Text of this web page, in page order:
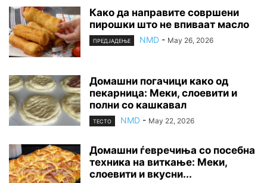
Како да направите совршени
пирошки што не впиваат масло
ПРЕДЈАДЕЊЕ NMD - May 26, 2026
Домашни погачици како од
пекарница: Меки, слоевити и
полни со кашкавал
ТЕСТО NMD - May 22, 2026
Домашни ѓевречиња со посебна
техника на виткање: Меки,
слоевити и вкусни...